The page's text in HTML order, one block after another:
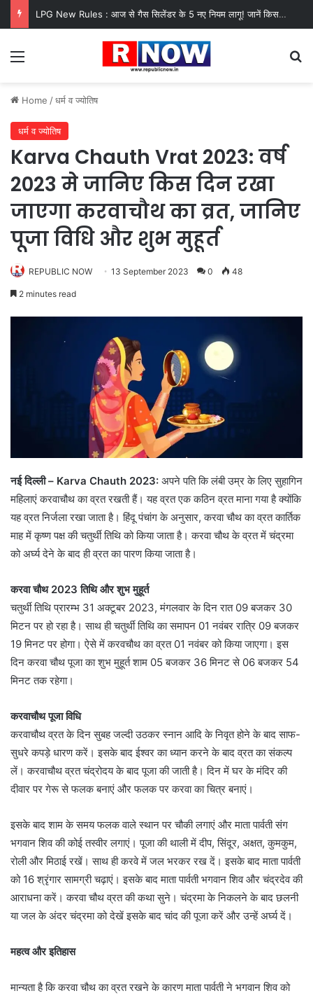
LPG New Rules : आज से गैस सिलेंडर के 5 नए नियम लागू! जानें किसका कटेगा कनेक्शन, कितने दिन बाद होगी बुकिंग?
Menu
Home /धर्म व ज्योतिष
धर्म व ज्योतिष
Karva Chauth Vrat 2023: वर्ष
2023 मे जानिए किस दिन रखा
जाएगा करवाचौथ का व्रत, जानिए
पूजा विधि और शुभ मुहूर्त
REPUBLIC NOW 13 September 2023 0 48
2 minutes read
नई दिल्ली – Karva Chauth 2023: अपने पति कि लंबी उम्र के लिए सुहागिन
महिलाएं करवाचौथ का व्रत रखती हैं। यह व्रत एक कठिन व्रत माना गया है क्योंकि
यह व्रत निर्जला रखा जाता है। हिंदू पंचांग के अनुसार, करवा चौथ का व्रत कार्तिक
माह में कृष्ण पक्ष की चतुर्थी तिथि को किया जाता है। करवा चौथ के व्रत में चंद्रमा
को अर्घ्य देने के बाद ही व्रत का पारण किया जाता है।
करवा चौथ 2023 तिथि और शुभ मुहूर्त
चतुर्थी तिथि प्रारम्भ 31 अक्टूबर 2023, मंगलवार के दिन रात 09 बजकर 30
मिटन पर हो रहा है। साथ ही चतुर्थी तिथि का समापन 01 नवंबर रात्रि 09 बजकर
19 मिनट पर होगा। ऐसे में करवचौथ का व्रत 01 नवंबर को किया जाएगा। इस
दिन करवा चौथ पूजा का शुभ मुहूर्त शाम 05 बजकर 36 मिनट से 06 बजकर 54
मिनट तक रहेगा।
करवाचौथ पूजा विधि
करवाचौथ व्रत के दिन सुबह जल्दी उठकर स्नान आदि के निवृत होने के बाद साफ-
सुधरे कपड़े धारण करें। इसके बाद ईश्वर का ध्यान करने के बाद व्रत का संकल्प
लें। करवाचौथ व्रत चंद्रोदय के बाद पूजा की जाती है। दिन में घर के मंदिर की
दीवार पर गेरू से फलक बनाएं और फलक पर करवा का चित्र बनाएं।
इसके बाद शाम के समय फलक वाले स्थान पर चौकी लगाएं और माता पार्वती संग
भगवान शिव की कोई तस्वीर लगाएं। पूजा की थाली में दीप, सिंदूर, अक्षत, कुमकुम,
रोली और मिठाई रखें। साथ ही करवे में जल भरकर रख दें। इसके बाद माता पार्वती
को 16 श्रृंगार सामग्री चढ़ाएं। इसके बाद माता पार्वती भगवान शिव और चंद्रदेव की
आराधना करें। करवा चौथ व्रत की कथा सुने। चंद्रमा के निकलने के बाद छलनी
या जल के अंदर चंद्रमा को देखें इसके बाद चांद की पूजा करें और उन्हें अर्घ्य दें।
महत्व और इतिहास
मान्यता है कि करवा चौथ का व्रत रखने के कारण माता पार्वती ने भगवान शिव को